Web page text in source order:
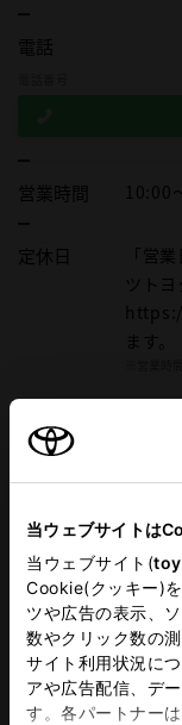
当ウェブサイトは
当ウェブサイト(
Cookie(クッキー)
ツや広告の表示、
数やクリック数の
サイト利用状況に
アや広告配信、デ
す。各パートナー
電話
営業時間 10:00
定休日
「営
ツト
ます。
施設情報・
ベビーシート（お
シート）
G-Station